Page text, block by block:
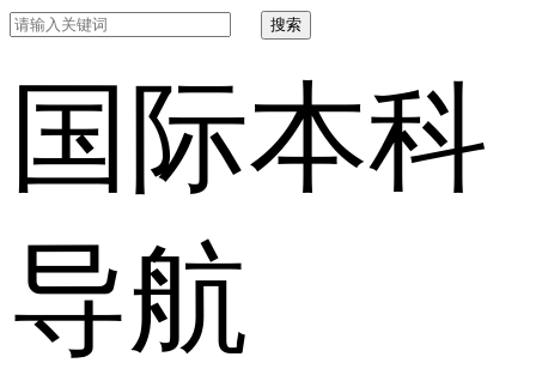
搜索
国际本科
导航